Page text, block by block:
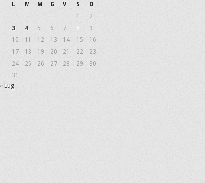
L M M G V S
D
1
2
3
4 5 6 7 8
9
10
11 12 13 14 15
16
17
18 19 20 21 22
23
24
25 26 27 28 29
30
31
« Lug